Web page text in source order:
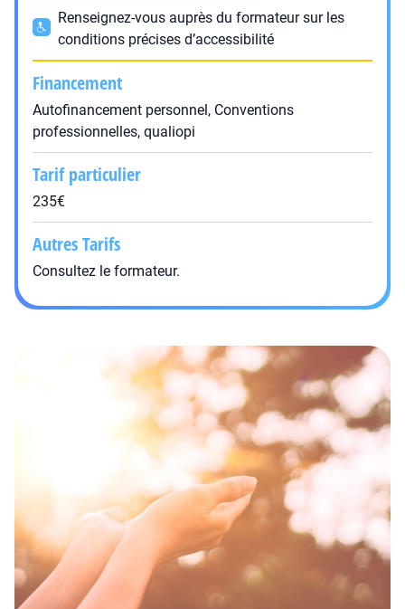
Renseignez-vous auprès du formateur sur les
conditions précises d’accessibilité
Financement
Autofinancement personnel, Conventions
professionnelles, qualiopi
Tarif particulier
235€
Autres Tarifs
Consultez le formateur.